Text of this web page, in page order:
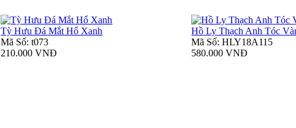
Tỳ Hưu Đá Mắt Hổ Xanh
Mã Số: t073
210.000 VNĐ
Hồ Ly Thạch Anh Tóc
Mã Số: HLY18A115
580.000 VNĐ